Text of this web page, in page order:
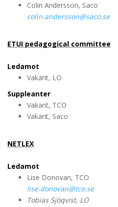
Colin Andersson, Saco
colin.andersson@saco.se
ETUI pedagogical committee
Ledamot
Vakant, LO
Suppleanter
Vakant, TCO
Vakant, Saco
NETLEX
Ledamot
Lise Donovan, TCO
lise.donovan@tco.se
Tobias Sjöqvist, LO